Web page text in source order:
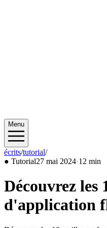
Menu
écrits/tutorial/2024/05
● Tutorial27 mai 2024·12 min
Découvrez
d'application